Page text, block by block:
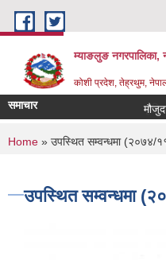
Skip to main content
म्याङलुङ नगरपालिका,
कोशी प्रदेश, तेह्रथुम,
कृषि,
समाचार
You are here
Home » उपस्थित सम्वन्धमा (२०७४/
उपस्थित सम्वन्धमा